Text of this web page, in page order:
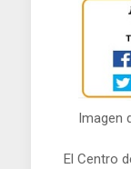
Imagen
El Centro